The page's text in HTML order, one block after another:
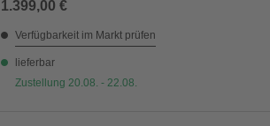
1.399,00 €
Verfügbarkeit im Markt prüfen
lieferbar
Zustellung 20.08. - 22.08.